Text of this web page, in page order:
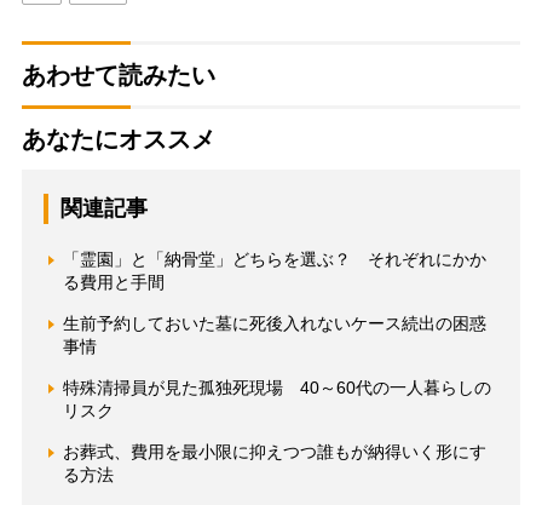
あわせて読みたい
あなたにオススメ
関連記事
「霊園」と「納骨堂」どちらを選ぶ？ それぞれにかか
る費用と手間
生前予約しておいた墓に死後入れないケース続出の困惑
事情
特殊清掃員が見た孤独死現場 40～60代の一人暮らしの
リスク
お葬式、費用を最小限に抑えつつ誰もが納得いく形にす
る方法